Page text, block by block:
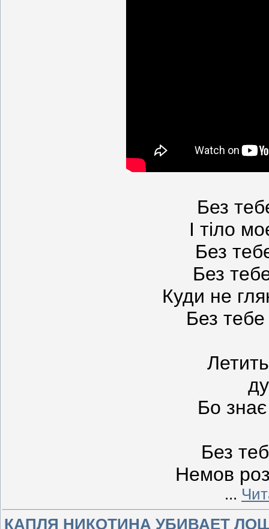
Без
І тіло
Без
Без
Куди не
Без
Бо
Без
Немов
...
КАПЛЯ НИКОТИНА УБИВАЕТ